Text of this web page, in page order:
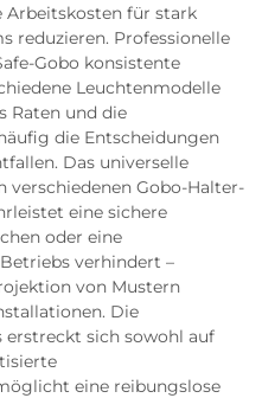
Arbeitskosten für stark
reduzieren. Professionelle
Gobo konsistente
Leuchtenmodelle
Raten und die
die Entscheidungen
Das universelle
verschiedenen Gobo-Halter-
eine sichere
oder eine
verhindert –
von Mustern
Die
erstreckt sich sowohl auf
eine reibungslose